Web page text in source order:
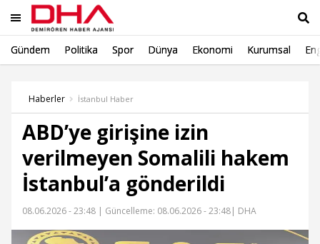
Gündem Politika Spor Dünya Ekonomi Kurumsal
Haberler İstanbul Haber
ABD’ye girişine izin
verilmeyen Somalili hakem
İstanbul’a gönderildi
08.06.2026 - 23:48 | Güncelleme: 08.06.2026 - 23:48| DHA